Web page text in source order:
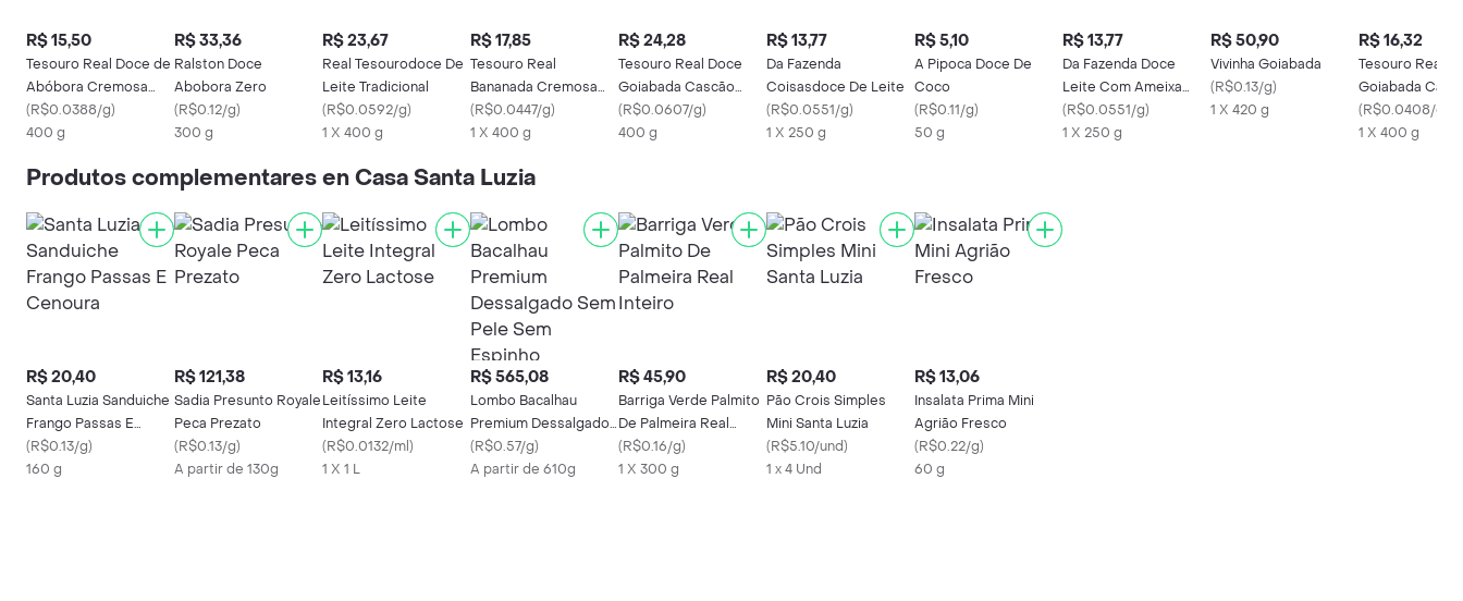
R$ 15,50
Tesouro Real Doce de
Abóbora Cremosa
com Coco
(R$0.0388/g)
400 g
R$ 33,36
Ralston Doce
Abobora Zero
(R$0.12/g)
300 g
R$ 23,67
Real Tesourodoce De
Leite Tradicional
(R$0.0592/g)
1 X 400 g
R$ 17,85
Tesouro Real
Bananada Cremosa
Zero
(R$0.0447/g)
1 X 400 g
R$ 24,28
Tesouro Real Doce
Goiabada Cascão
Cremosa
(R$0.0607/g)
400 g
R$ 13,77
Da Fazenda
Coisasdoce De Leite
(R$0.0551/g)
1 X 250 g
R$ 5,10
A Pipoca Doce De
Coco
(R$0.11/g)
50 g
R$ 13,77
Da Fazenda Doce
Leite Com Ameixa
Docura250 G
(R$0.0551/g)
1 X 250 g
R$ 50,90
Vivinha Goiabada
(R$0.13/g)
1 X 420 g
R$ 16,32
Tesouro Real
Goiabada
Cremosa
(R$0.0408/g
1 X 400 g
Produtos complementares en Casa Santa Luzia
R$ 20,40
Santa Luzia Sanduiche
Frango Passas E
Cenoura
(R$0.13/g)
160 g
R$ 121,38
Sadia Presunto Royale
Peca Prezato
(R$0.13/g)
A partir de 130g
R$ 13,16
Leitíssimo Leite
Integral Zero Lactose
(R$0.0132/ml)
1 X 1 L
R$ 565,08
Lombo Bacalhau
Premium Dessalgado
Sem Pele Sem
Espinho
(R$0.57/g)
A partir de 610g
R$ 45,90
Barriga Verde Palmito
De Palmeira Real
Inteiro
(R$0.16/g)
1 X 300 g
R$ 20,40
Pão Crois Simples
Mini Santa Luzia
(R$5.10/und)
1 x 4 Und
R$ 13,06
Insalata Prima Mini
Agrião Fresco
(R$0.22/g)
60 g